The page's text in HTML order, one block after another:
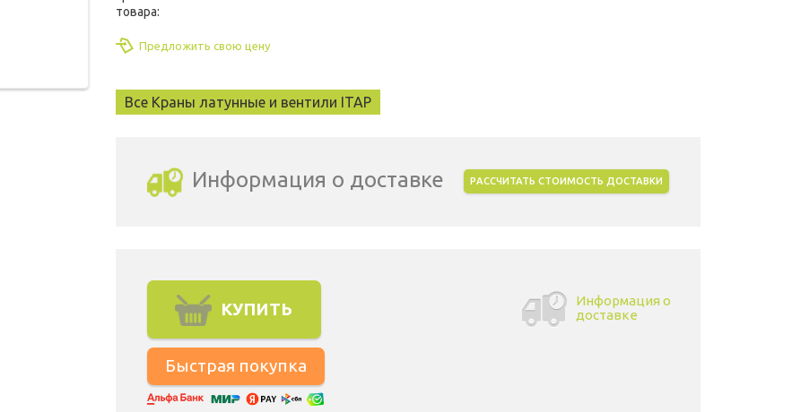
товара:
Предложить свою цену
Все Краны латунные и вентили ITAP
Информация о доставке РАССЧИТАТЬ СТОИМОСТЬ ДОСТАВКИ
КУПИТЬ
Информация о
доставке